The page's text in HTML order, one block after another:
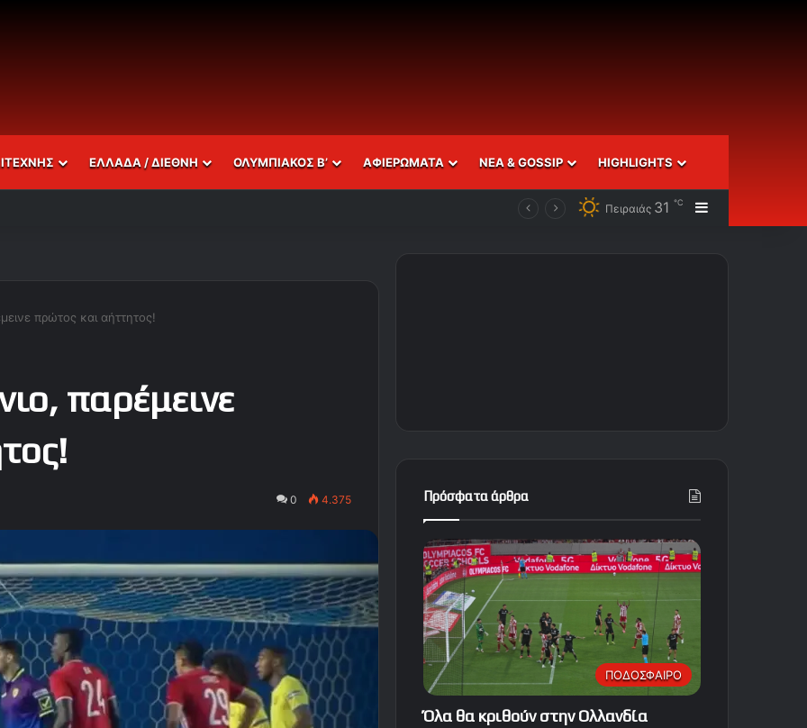
ΕΛΛΑΔΑ / ΔΙΕΘΝΗ ΟΛΥΜΠΙΑΚΟΣ Β’ ΑΦΙΕΡΩΜΑΤΑ ΝΕΑ & GOSSIP HIGHLIGHTS
Πειραιάς 31 ℃ Sidebar
πρώτος και αήττητος!
παρέμεινε
0 4.375 Πρόσφατα άρθρα
ΠΟΔΟΣΦΑΙΡΟ
Όλα θα κριθούν στην Ολλανδία